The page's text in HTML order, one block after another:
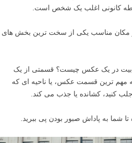
کانونی اغلب یک شخص است.
مکان مناسب یکی از سخت ترین بخش های
در یک عکس چیست؟ قسمتی از یک
مهم ترین قسمت عکس، یا ناحیه ای که
کنید، کشانده یا جذب می کند.
شما به پاداش صبور بودن پی ببرید.